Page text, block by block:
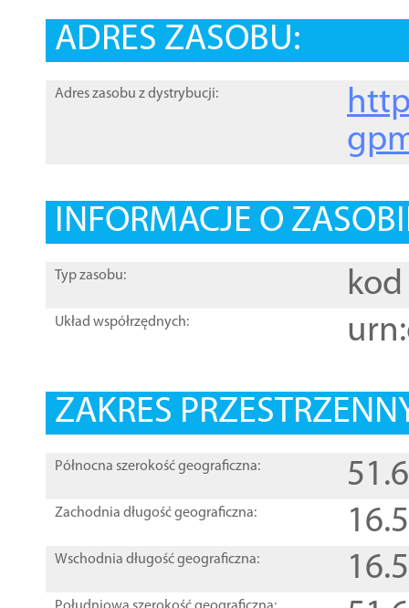
ADRES ZASOBU:
Adres zasobu z dystrybucji:
INFORMACJE O
Typ zasobu: kod
Układ współrzędnych:
ZAKRES
Północna szerokość geograficzna:
Zachodnia długość geograficzna:
Wschodnia długość geograficzna: